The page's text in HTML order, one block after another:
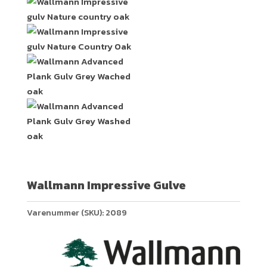
Wallmann Impressive Gulve
Varenummer (SKU):2089